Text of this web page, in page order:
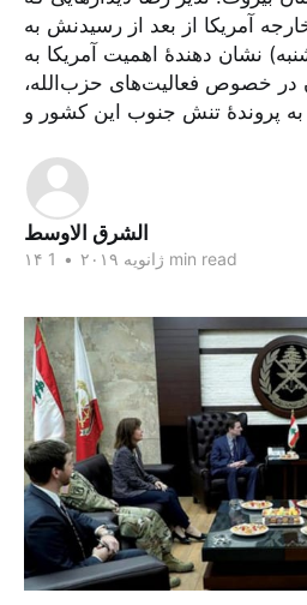
آمریکا از بعد از رسیدنش به
نشان دهندهٔ اهمیت آمریکا به
آن در خصوص فعالیت‌های حزب‌الله،
الشرق الاوسط
۱۴ ژانویه ۲۰۱۹ • 1 min read